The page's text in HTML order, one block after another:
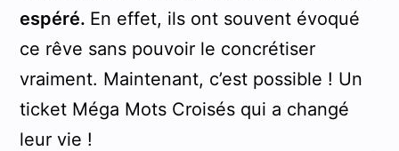
espéré. En effet, ils ont souvent évoqué
ce rêve sans pouvoir le concrétiser
vraiment. Maintenant, c’est possible ! Un
ticket Méga Mots Croisés qui a changé
leur vie !